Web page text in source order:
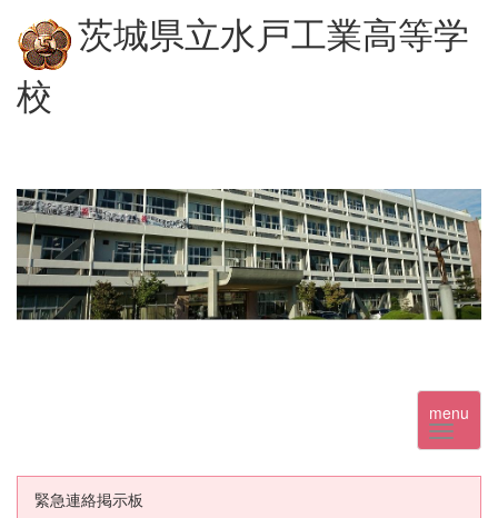
茨城県立水戸工業高等学
校
menu
緊急連絡掲示板